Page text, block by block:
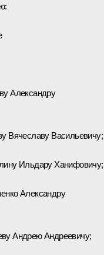
Александру
Вячеславу Васильевичу;
Ильдару Ханифовичу;
Александру
Андрею Андреевичу;